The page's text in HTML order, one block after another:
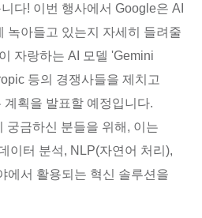
다! 이번 행사에서 Google은 AI
녹아들고 있는지 자세히 들려줄
자랑하는 AI 모델 'Gemini
등의 경쟁사들을 제치고
획을 발표할 예정입니다.
궁금하신 분들을 위해, 이는
이터 분석, NLP(자연어 처리),
에서 활용되는 혁신 솔루션을